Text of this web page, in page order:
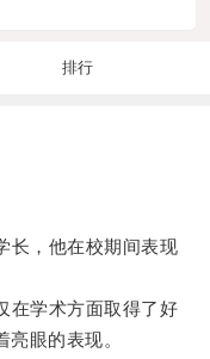
排行
，他在校期间表现
学术方面取得了好
眼的表现。